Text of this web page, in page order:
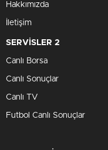
Hakkımızda
İletişim
SERVİSLER 2
Canlı Borsa
Canlı Sonuçlar
Canlı TV
Futbol Canlı Sonuçlar